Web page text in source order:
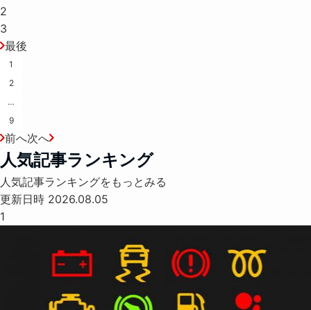
2
3
最後
1
2
…
9
前へ次へ
人気記事ランキング
人気記事ランキングをもっとみる
更新日時 2026.08.05
1